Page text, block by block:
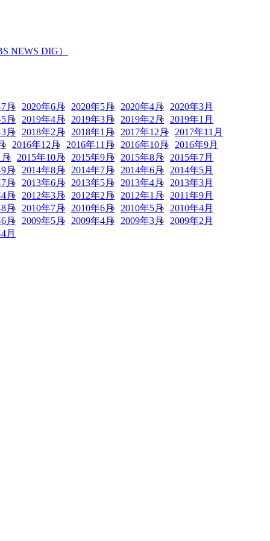
NEWS DIG）
月 2020年6月 2020年5月 2020年4月 2020年3月
月 2019年4月 2019年3月 2019年2月 2019年1月
月 2018年2月 2018年1月 2017年12月 2017年11月
2016年12月 2016年11月 2016年10月 2016年9月
月 2015年10月 2015年9月 2015年8月 2015年7月
月 2014年8月 2014年7月 2014年6月 2014年5月
月 2013年6月 2013年5月 2013年4月 2013年3月
月 2012年3月 2012年2月 2012年1月 2011年9月
月 2010年7月 2010年6月 2010年5月 2010年4月
月 2009年5月 2009年4月 2009年3月 2009年2月
月